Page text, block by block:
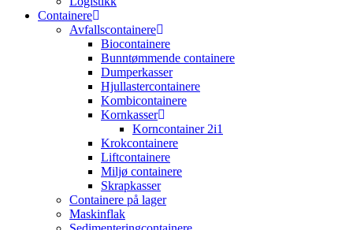
Containere
Avfallscontainere
Biocontainere
Bunntømmende containere
Dumperkasser
Hjullastercontainere
Kombicontainere
Kornkasser
Korncontainer 2i1
Krokcontainere
Liftcontainere
Miljø containere
Skrapkasser
Containere på lager
Maskinflak